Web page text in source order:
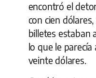
encontró el
con cien
billetes estaban
lo que le
veinte dólares.